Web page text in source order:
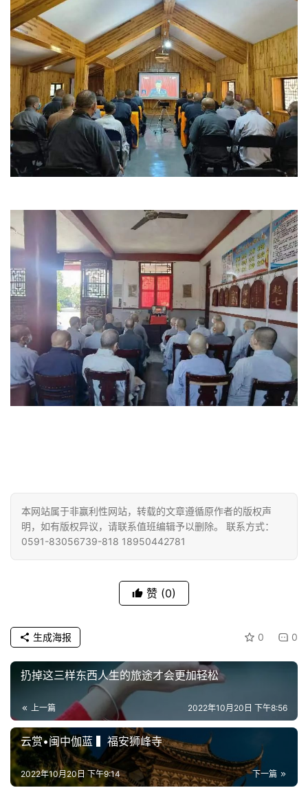
法
规
免
责
声
明
本网站属于非赢利性网站，转载的文章遵循原作者的版权声
明，如有版权异议，请联系值班编辑予以删除。 联系方式：
0591-83056739-818 18950442781
赞 (0)
0 0
生成海报
扔掉这三样东西人生的旅途才会更加轻松
上一篇 2022年10月20日 下午8:56
云赏•闽中伽蓝 ▍福安狮峰寺
下一篇
2022年10月20日 下午9:14